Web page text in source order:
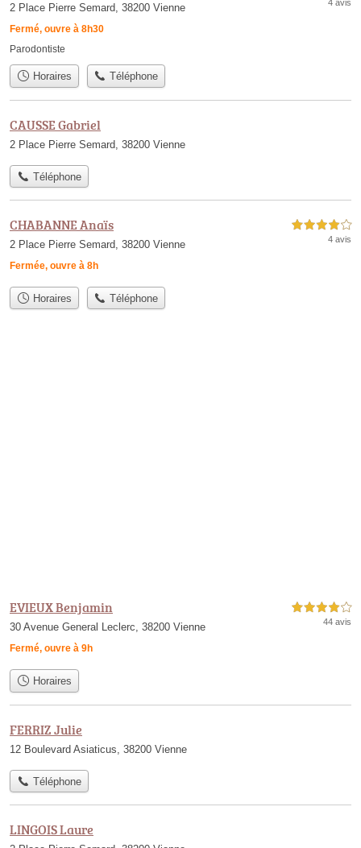
2 Place Pierre Semard, 38200 Vienne
Fermé, ouvre à 8h30
4 avis
Parodontiste
Horaires Téléphone
CAUSSE Gabriel
2 Place Pierre Semard, 38200 Vienne
Téléphone
CHABANNE Anaïs
2 Place Pierre Semard, 38200 Vienne
Fermée, ouvre à 8h
4,0 étoiles sur 5
4 avis
Horaires Téléphone
EVIEUX Benjamin
30 Avenue General Leclerc, 38200 Vienne
Fermé, ouvre à 9h
4,0 étoiles sur 5
44 avis
Horaires
FERRIZ Julie
12 Boulevard Asiaticus, 38200 Vienne
Téléphone
LINGOIS Laure